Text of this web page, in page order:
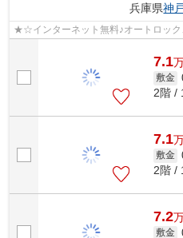
兵庫県神
★☆インターネット無料♪オートロッ
7.1
敷金
2階 /
7.1
敷金
2階 /
7.2
敷金